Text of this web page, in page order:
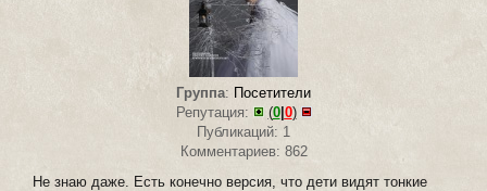
Группа: Посетители
Репутация:
(0| 0)
Публикаций: 1
Комментариев: 862
Не знаю даже. Есть конечно версия, что дети видят тонкие